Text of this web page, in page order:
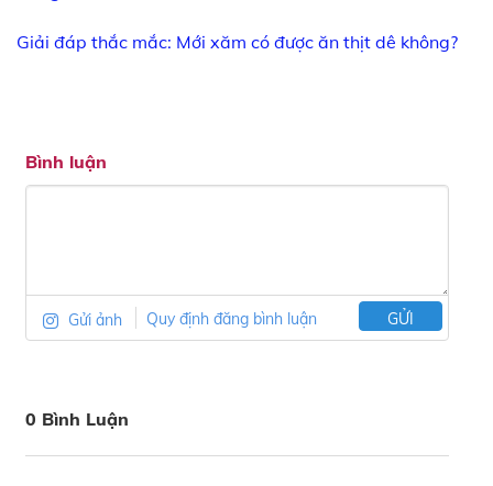
Giải đáp thắc mắc: Mới xăm có được ăn thịt dê không?
Bình luận
Gửi ảnh Quy định đăng bình luận GỬI
0 Bình Luận